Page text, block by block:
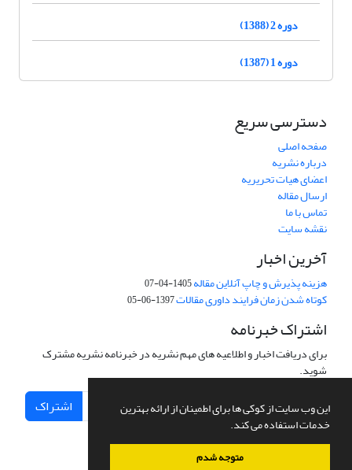
این وب سایت از کوکی ها برای اطمینان از ارائه بهترین
خدمات استفاده می کند.
متوجه شدم
دوره 2 (1388)
دوره 1 (1387)
دسترسی سریع
صفحه اصلی
درباره نشریه
اعضای هیات تحریریه
ارسال مقاله
تماس با ما
نقشه سایت
آخرین اخبار
هزینه پذیرش و چاپ آنلاین مقاله1405-04-07
کوتاه شدن زمان فرایند داوری مقالات1397-06-05
اشتراک خبرنامه
برای دریافت اخبار و اطلاعیه های مهم نشریه در خبرنامه نشریه مشترک
شوید.
اشتراک